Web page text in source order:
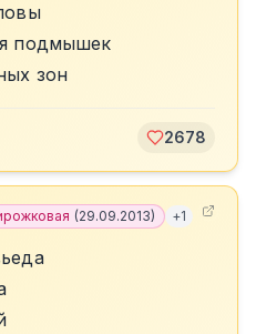
подмышек
зон
2678
(29.09.2013) +1